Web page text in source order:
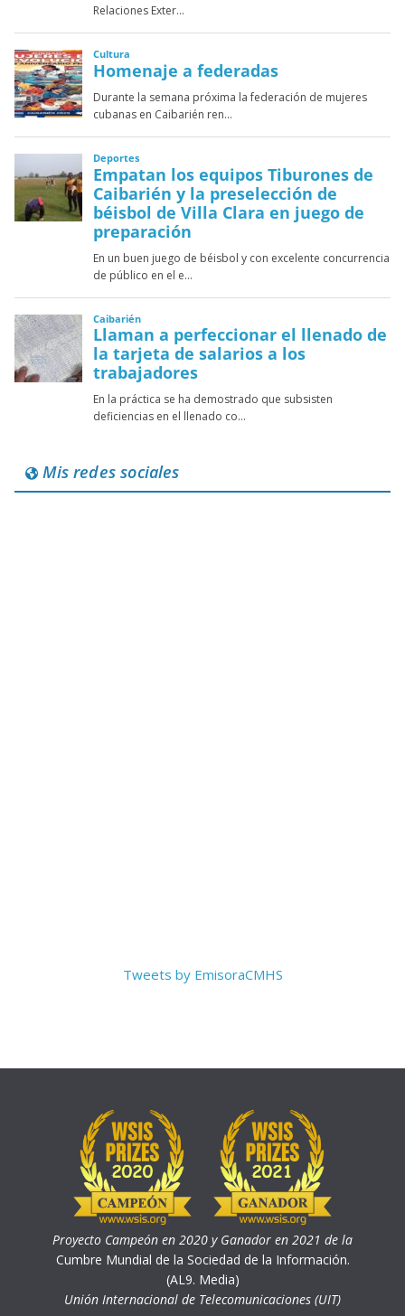
Mis redes sociales
Tweets by EmisoraCMHS
Proyecto Campeón en 2020 y Ganador en 2021 de la
Cumbre Mundial de la Sociedad de la Información.
(AL9. Media)
Unión Internacional de Telecomunicaciones (UIT)